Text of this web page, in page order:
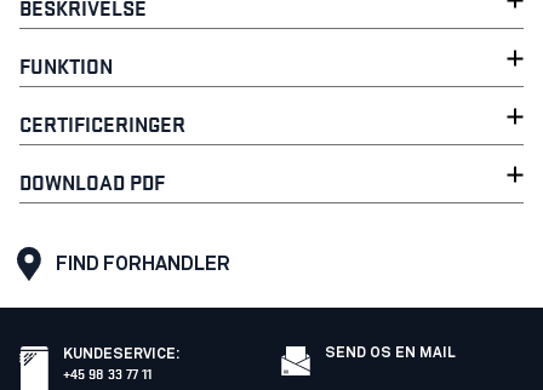
BESKRIVELSE
FUNKTION
CERTIFICERINGER
DOWNLOAD PDF
FIND FORHANDLER
KUNDESERVICE:
+45 98 33 77 11
SEND OS EN MAIL